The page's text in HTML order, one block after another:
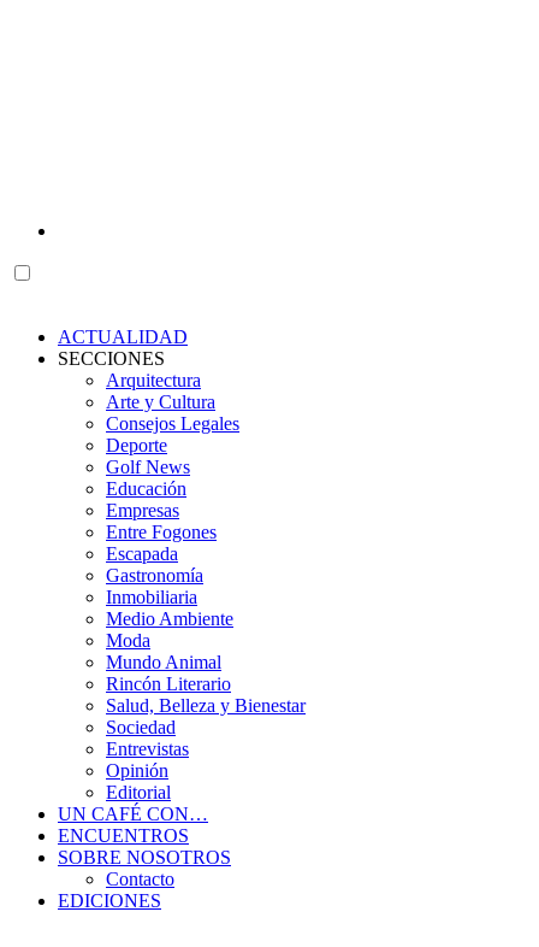
ACTUALIDAD
SECCIONES
Arquitectura
Arte y Cultura
Consejos Legales
Deporte
Golf News
Educación
Empresas
Entre Fogones
Escapada
Gastronomía
Inmobiliaria
Medio Ambiente
Moda
Mundo Animal
Rincón Literario
Salud, Belleza y Bienestar
Sociedad
Entrevistas
Opinión
Editorial
UN CAFÉ CON…
ENCUENTROS
SOBRE NOSOTROS
Contacto
EDICIONES